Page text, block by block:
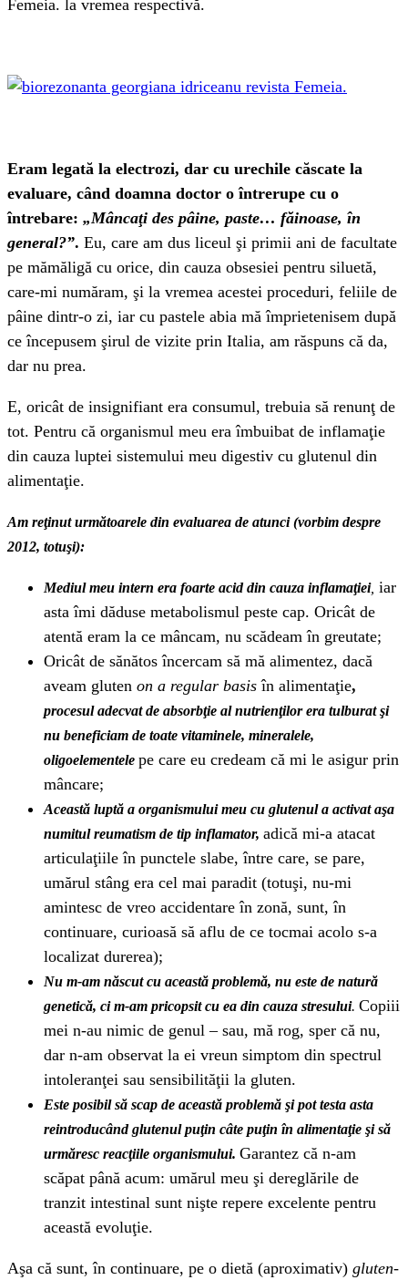
Femeia. la vremea respectivă.
Eram legată la electrozi, dar cu urechile căscate la
evaluare, când doamna doctor o întrerupe cu o
întrebare: „Mâncaţi des pâine, paste… făinoase, în
general?”. Eu, care am dus liceul şi primii ani de facultate
pe mămăligă cu orice, din cauza obsesiei pentru siluetă,
care-mi număram, şi la vremea acestei proceduri, feliile de
pâine dintr-o zi, iar cu pastele abia mă împrietenisem după
ce începusem şirul de vizite prin Italia, am răspuns că da,
dar nu prea.
E, oricât de insignifiant era consumul, trebuia să renunţ de
tot. Pentru că organismul meu era îmbuibat de inflamaţie
din cauza luptei sistemului meu digestiv cu glutenul din
alimentaţie.
Am reţinut următoarele din evaluarea de atunci (vorbim despre
2012, totuşi):
Mediul meu intern era foarte acid din cauza inflamaţiei, iar
asta îmi dăduse metabolismul peste cap. Oricât de
atentă eram la ce mâncam, nu scădeam în greutate;
Oricât de sănătos încercam să mă alimentez, dacă
aveam gluten on a regular basis în alimentaţie,
procesul adecvat de absorbţie al nutrienţilor era tulburat şi
nu beneficiam de toate vitaminele, mineralele,
oligoelementele pe care eu credeam că mi le asigur prin
mâncare;
Această luptă a organismului meu cu glutenul a activat aşa
numitul reumatism de tip inflamator, adică mi-a atacat
articulaţiile în punctele slabe, între care, se pare,
umărul stâng era cel mai paradit (totuşi, nu-mi
amintesc de vreo accidentare în zonă, sunt, în
continuare, curioasă să aflu de ce tocmai acolo s-a
localizat durerea);
Nu m-am născut cu această problemă, nu este de natură
genetică, ci m-am pricopsit cu ea din cauza stresului. Copiii
mei n-au nimic de genul – sau, mă rog, sper că nu,
dar n-am observat la ei vreun simptom din spectrul
intoleranţei sau sensibilităţii la gluten.
Este posibil să scap de această problemă şi pot testa asta
reintroducând glutenul puţin câte puţin în alimentaţie şi să
urmăresc reacţiile organismului. Garantez că n-am
scăpat până acum: umărul meu şi dereglările de
tranzit intestinal sunt nişte repere excelente pentru
această evoluţie.
Aşa că sunt, în continuare, pe o dietă (aproximativ) gluten-